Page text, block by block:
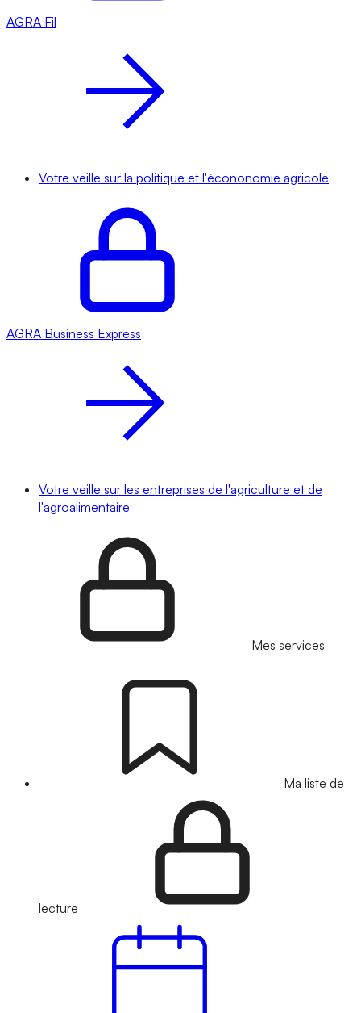
AGRA Fil
Votre veille sur la politique et l'écononomie agricole
AGRA Business Express
Votre veille sur les entreprises de l'agriculture et de
l'agroalimentaire
Mes services
Ma liste de
lecture